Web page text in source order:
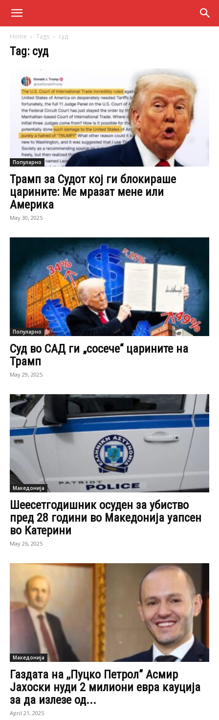
Home Tags суд
Tag: суд
Популарно
Трамп за Судот кој ги блокираше
царините: Ме мразат мене или
Америка
May 30, 2025
Популарно
Суд во САД ги „сосече“ царините на
Трамп
May 29, 2025
Македонија
Шеесетгодишник осуден за убиство
пред 28 години во Македонија уапсен
во Катерини
May 26, 2025
Македонија
Газдата на ,,Пуцко Петрол” Асмир
Јахоски нуди 2 милиони евра кауција
за да излезе од...
April 21, 2025